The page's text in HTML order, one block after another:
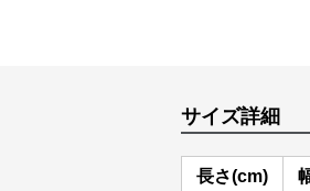
サイズ詳細
長さ(cm)